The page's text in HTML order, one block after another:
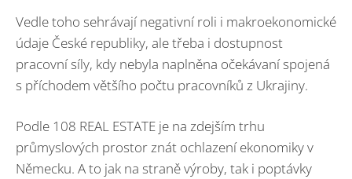
Vedle toho sehrávají negativní roli i makroekonomické
údaje České republiky, ale třeba i dostupnost
pracovní síly, kdy nebyla naplněna očekávaní spojená
s příchodem většího počtu pracovníků z Ukrajiny.
Podle 108 REAL ESTATE je na zdejším trhu
průmyslových prostor znát ochlazení ekonomiky v
Německu. A to jak na straně výroby, tak i poptávky